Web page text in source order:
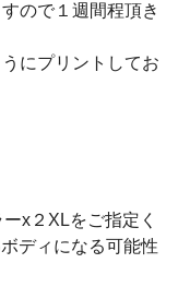
ので１週間程頂き
にプリントしてお
x２XLをご指定く
ディになる可能性